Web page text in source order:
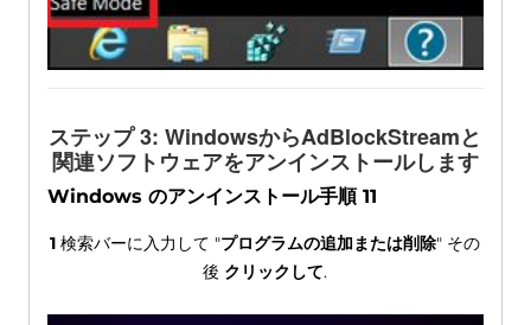
ステップ 3: WindowsからAdBlockStreamと
関連ソフトウェアをアンインストールします
Windows のアンインストール手順 11
1 検索バーに入力して "プログラムの追加または削除" その
後 クリックして.